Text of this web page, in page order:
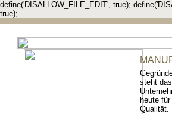
define('DISALLOW_FILE_EDIT', true);
true);
steht
heute
Qualität.